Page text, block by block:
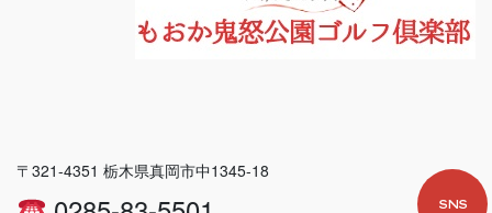
〒321-4351 栃木県真岡市中1345-18
SNS